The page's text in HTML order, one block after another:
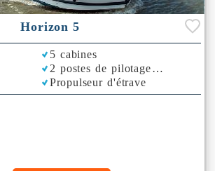
Horizon 5
5 cabines
2 postes de pilotage
Propulseur d'étrave
Rafraichisseur d'Air